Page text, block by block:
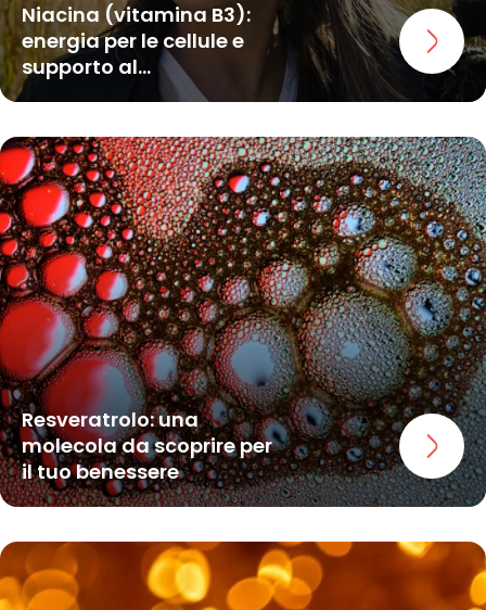
Niacina (vitamina B3):
energia per le cellule e
supporto al...
Resveratrolo: una
molecola da scoprire per
il tuo benessere